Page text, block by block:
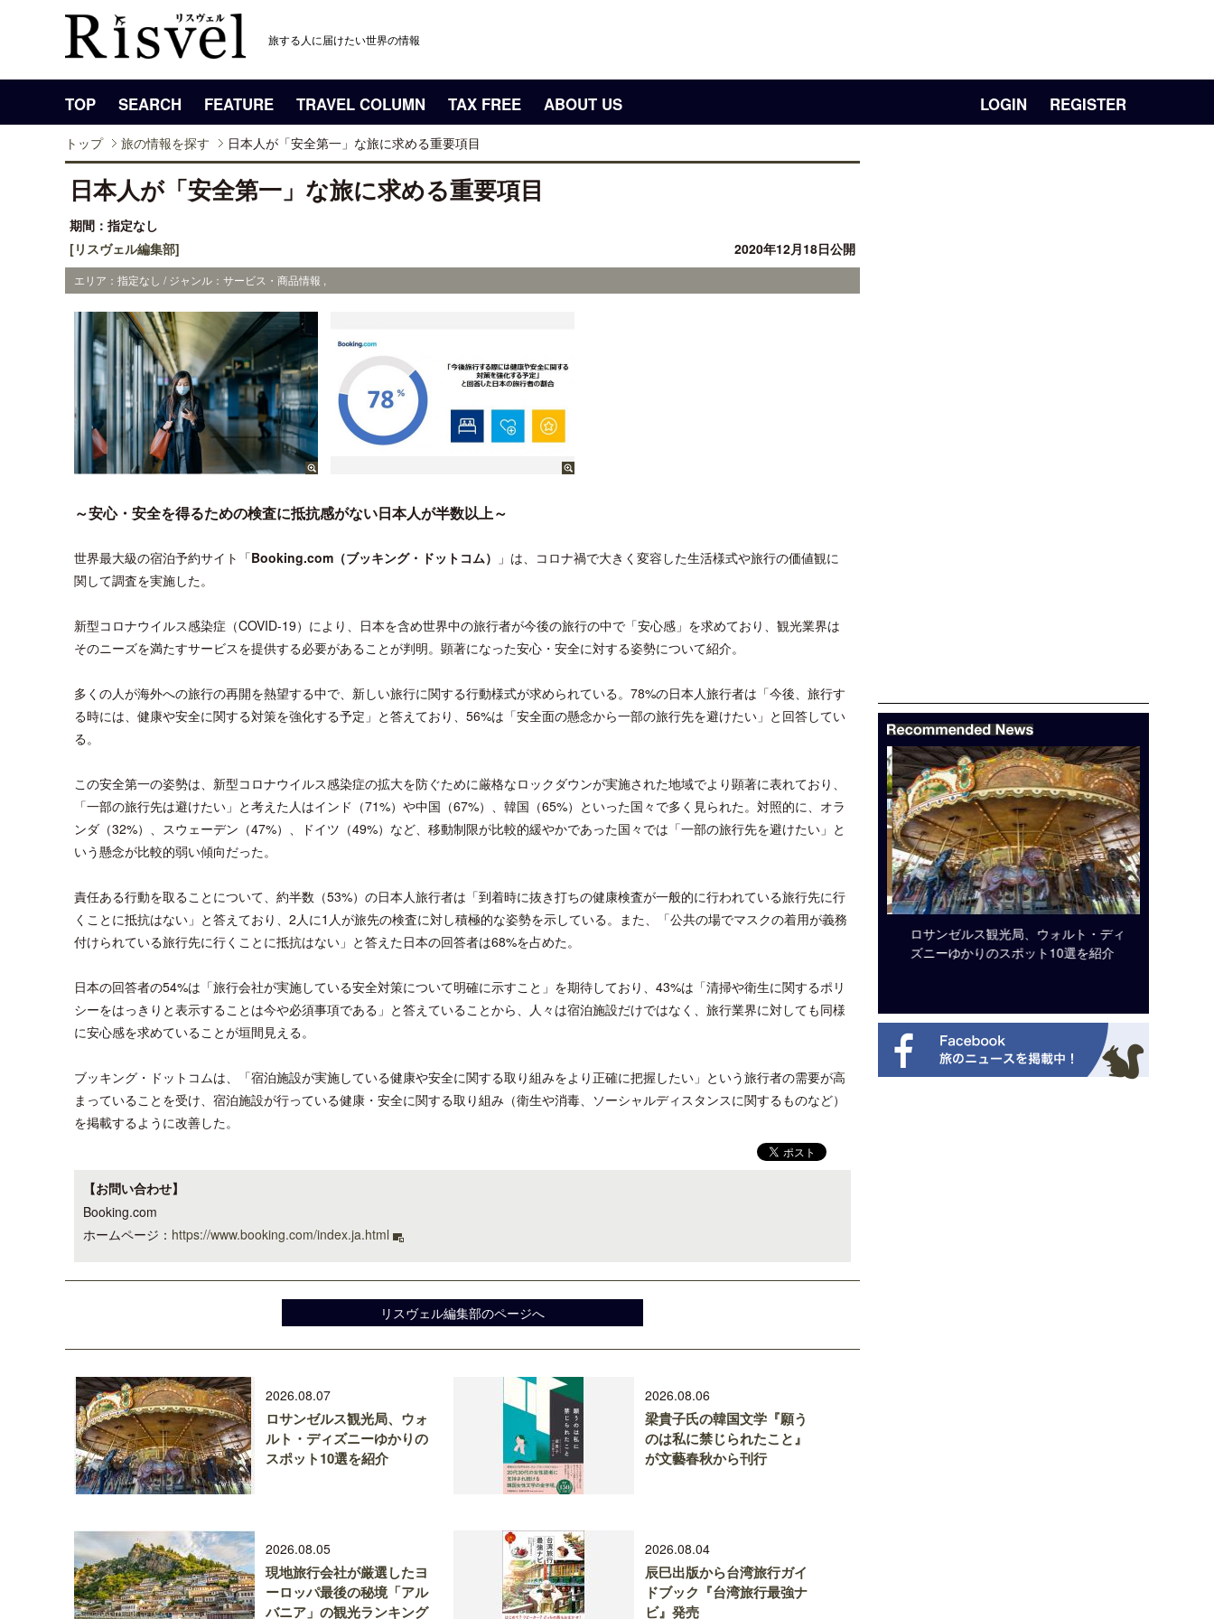
旅する人に届けたい世界の情報
TOP SEARCH FEATURE TRAVEL COLUMN TAX FREE ABOUT US LOGIN REGISTER
トップ 旅の情報を探す 日本人が「安全第一」な旅に求める重要項目
日本人が「安全第一」な旅に求める重要項目
期間：指定なし
[リスヴェル編集部]
2020年12月18日公開
エリア：指定なし / ジャンル：サービス・商品情報 ,
～安心・安全を得るための検査に抵抗感がない日本人が半数以上～
世界最大級の宿泊予約サイト「Booking.com（ブッキング・ドットコム）
」は、コロナ禍で大きく変容した生活様式や旅行の価値観に
関して調査を実施した。
新型コロナウイルス感染症（COVID-19）により、日本を含め世界中の旅行者が今後の旅行の中で「安心感」を求めており、観光業界は
そのニーズを満たすサービスを提供する必要があることが判明。顕著になった安心・安全に対する姿勢について紹介。
多くの人が海外への旅行の再開を熱望する中で、新しい旅行に関する行動様式が求められている。78%の日本人旅行者は「今後、旅行す
る時には、健康や安全に関する対策を強化する予定」と答えており、56%は「安全面の懸念から一部の旅行先を避けたい」と回答してい
る。
この安全第一の姿勢は、新型コロナウイルス感染症の拡大を防ぐために厳格なロックダウンが実施された地域でより顕著に表れており、
「一部の旅行先は避けたい」と考えた人はインド（71%）や中国（67%）、韓国（65%）といった国々で多く見られた。対照的に、オラ
ンダ（32%）、スウェーデン（47%）、ドイツ（49%）など、移動制限が比較的緩やかであった国々では「一部の旅行先を避けたい」と
いう懸念が比較的弱い傾向だった。
責任ある行動を取ることについて、約半数（53%）の日本人旅行者は「到着時に抜き打ちの健康検査が一般的に行われている旅行先に行
くことに抵抗はない」と答えており、2人に1人が旅先の検査に対し積極的な姿勢を示している。また、「公共の場でマスクの着用が義務
付けられている旅行先に行くことに抵抗はない」と答えた日本の回答者は68%を占めた。
日本の回答者の54%は「旅行会社が実施している安全対策について明確に示すこと」を期待しており、43%は「清掃や衛生に関するポリ
シーをはっきりと表示することは今や必須事項である」と答えていることから、人々は宿泊施設だけではなく、旅行業界に対しても同様
に安心感を求めていることが垣間見える。
ブッキング・ドットコムは、「宿泊施設が実施している健康や安全に関する取り組みをより正確に把握したい」という旅行者の需要が高
まっていることを受け、宿泊施設が行っている健康・安全に関する取り組み（衛生や消毒、ソーシャルディスタンスに関するものなど）
を掲載するように改善した。
【お問い合わせ】
Booking.com
ホームページ： https://www.booking.com/index.ja.html
リスヴェル編集部のページへ
2026.08.07
ロサンゼルス観光局、ウォ
ルト・ディズニーゆかりの
スポット10選を紹介
2026.08.06
梁貴子氏の韓国文学『願う
のは私に禁じられたこと』
が文藝春秋から刊行
2026.08.05
現地旅行会社が厳選したヨ
ーロッパ最後の秘境「アル
バニア」の観光ランキング
2026.08.04
辰巳出版から台湾旅行ガイ
ドブック『台湾旅行最強ナ
ビ』発売
クアロア・ランチ、新予約システム導
入のお知らせ
ロサンゼルス観光局、ウォルト・ディ
ズニーゆかりのスポット10選を紹介